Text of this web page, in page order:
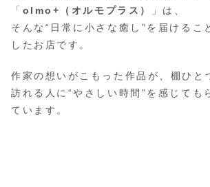
「 olmo+（オルモプラス）
」は、
そんな“日常に小さな癒し”を届けるこ
したお店です。
作家の想いがこもった作品が、棚ひと
訪れる人に“やさしい時間”を感じても
ています。